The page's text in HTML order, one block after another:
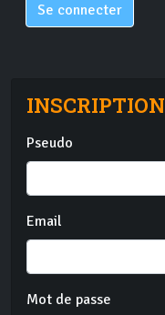
Se connecter
INSCRIPTION
Pseudo
Email
Mot de passe